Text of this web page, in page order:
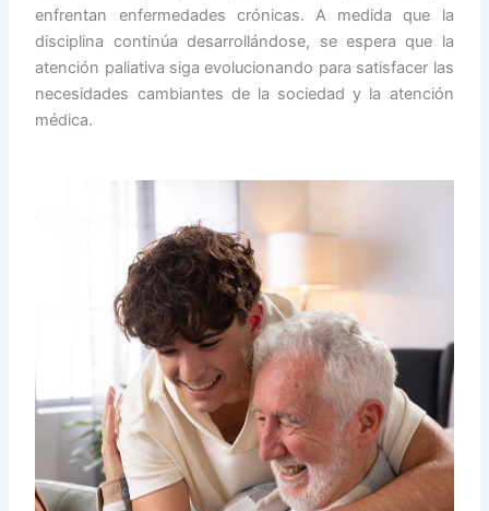
enfrentan enfermedades crónicas. A medida que la
disciplina continúa desarrollándose, se espera que la
atención paliativa siga evolucionando para satisfacer las
necesidades cambiantes de la sociedad y la atención
médica.